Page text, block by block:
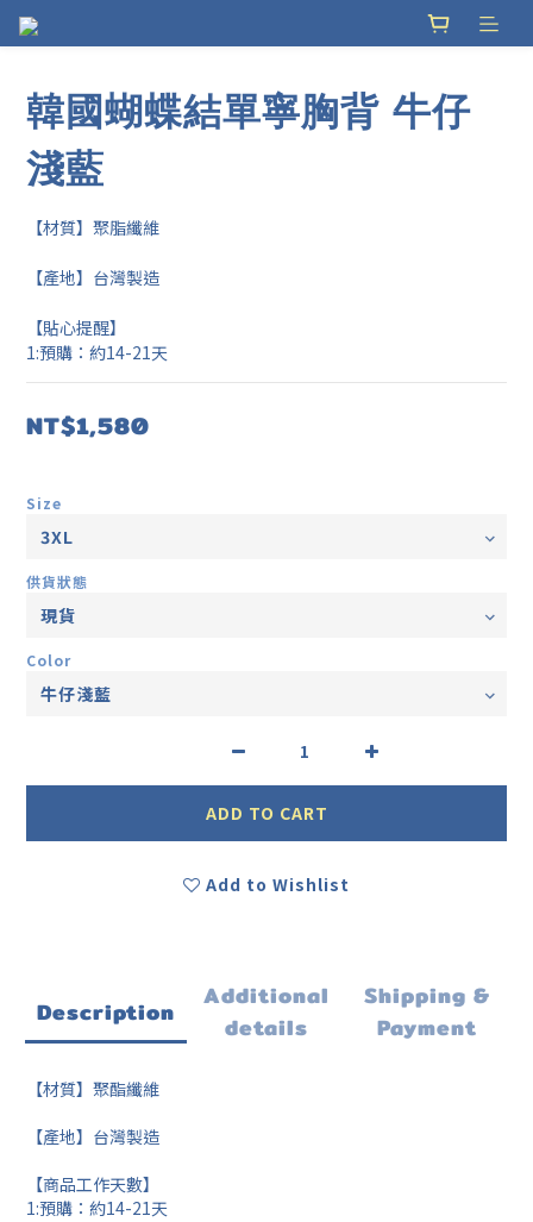
韓國蝴蝶結單寧胸背 牛仔
淺藍
【材質】聚脂纖維
【產地】台灣製造
【貼心提醒】
1:預購：約14-21天
NT$1,580
Size
供貨狀態
Color
ADD TO CART
Add to Wishlist
Description
Additional
details
Shipping &
Payment
【材質】聚酯纖維
【產地】台灣製造
【商品工作天數】
1:預購：約14-21天